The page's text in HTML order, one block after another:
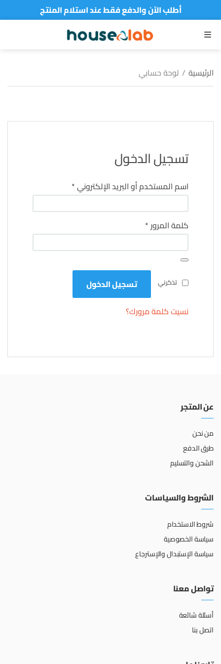
أطلب الآن والدفع فقط عند استلام المنتج
القائمة
الرئيسية / لوحة حسابي
تسجيل الدخول
اسم المستخدم أو البريد الإلكتروني*
كلمة المرور*
تذكرني
تسجيل الدخول
نسيت كلمة مرورك؟
عن المتجر
من نحن
طرق الدفع
الشحن والتسليم
الشروط والسياسات
شروط الاستخدام
سياسة الخصوصية
سياسة الإستبدال والإسترجاع
تواصل معنا
أسئلة شائعة
اتصل بنا